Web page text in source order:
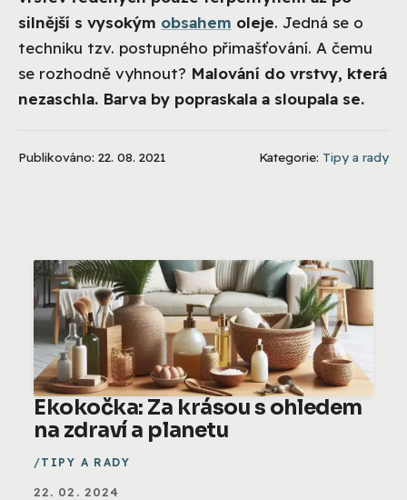
silnější s vysokým obsahem oleje. Jedná se o
techniku tzv. postupného přimašťování. A čemu
se rozhodně vyhnout? Malování do vrstvy, která
nezaschla. Barva by popraskala a sloupala se.
Publikováno: 22. 08. 2021 Kategorie: Tipy a rady
Ekokočka: Za krásou s ohledem
na zdraví a planetu
TIPY A RADY
22. 02. 2024